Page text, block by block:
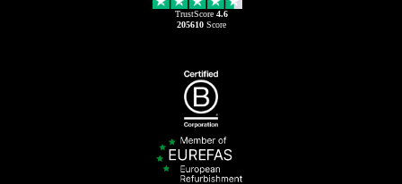
TrustScore 4.6
205610Score